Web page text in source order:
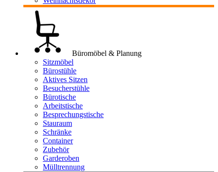
Büromöbel & Planung
Sitzmöbel
Bürostühle
Aktives Sitzen
Besucherstühle
Bürotische
Arbeitstische
Besprechungstische
Stauraum
Schränke
Container
Zubehör
Garderoben
Mülltrennung